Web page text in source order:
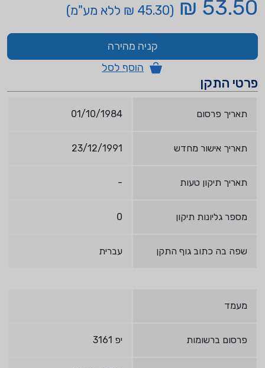
53.50 ₪ (45.30 ₪ ללא מע"מ)
קניה מהירה
הוסף לסל
פרטי התקן
תאריך פרסום 01/10/1984
תאריך אישור מחדש 23/12/1991
תאריך תיקון טעות -
מספר גליונות תיקון 0
שפה בה כתוב גוף התקן עברית
מעמד
פרסום ברשומות יפ 3161